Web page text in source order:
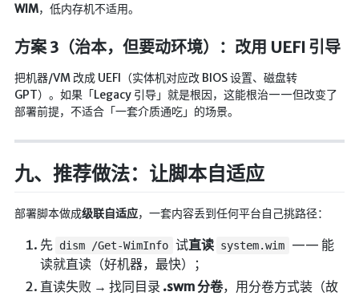
WIM，低内存机不适用。
方案 3（治本，但要动环境）：改用 UEFI 引导
把机器/VM 改成 UEFI（实体机对应改 BIOS 设置、磁盘转
GPT）。如果「Legacy 引导」就是根因，这能根治——但改变了
部署前提，不适合「一套介质通吃」的场景。
九、推荐做法：让脚本自适应
部署脚本做成级联自适应，一套内容丢到任何平台自己挑路径：
先 dism /Get-WimInfo 试直读 system.wim
—— 能
读就直读（好机器，最快）；
直读失败 → 找同目录 .swm 分卷，用分卷方式装（故